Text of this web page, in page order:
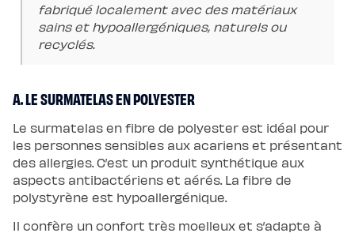
bébé
lattes
enfant
Lit
coffre
enfant
Lit
en
bois
enfant
Accessoires
de
literie
fabriqué localement avec des matériaux
sains et hypoallergéniques, naturels ou
recyclés.
A. LE SURMATELAS EN POLYESTER
Le surmatelas en fibre de polyester est idéal pour
les personnes sensibles aux acariens et présentant
des allergies. C’est un produit synthétique aux
aspects antibactériens et aérés. La fibre de
polystyrène est hypoallergénique.
Il confère un confort très moelleux et s’adapte à